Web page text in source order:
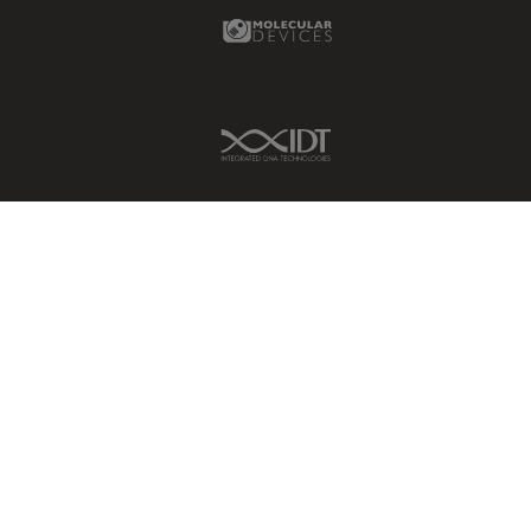
Molecular Devices Link
IDT Link